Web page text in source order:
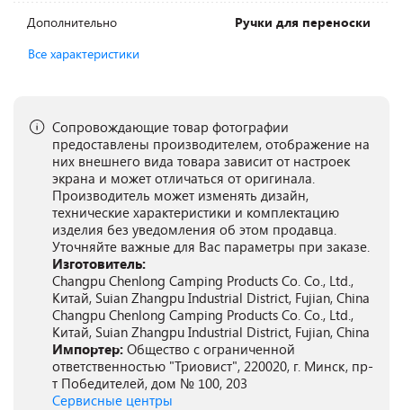
Дополнительно
Ручки для переноски
Все характеристики
Сопровождающие товар фотографии
предоставлены производителем, отображение на
них внешнего вида товара зависит от настроек
экрана и может отличаться от оригинала.
Производитель может изменять дизайн,
технические характеристики и комплектацию
изделия без уведомления об этом продавца.
Уточняйте важные для Вас параметры при заказе.
Изготовитель:
Changpu Chenlong Camping Products Co. Co., Ltd.,
Китай, Suian Zhangpu Industrial District, Fujian, China
Changpu Chenlong Camping Products Co. Co., Ltd.,
Китай, Suian Zhangpu Industrial District, Fujian, China
Импортер: Общество с ограниченной
ответственностью "Триовист", 220020, г. Минск, пр-
т Победителей, дом № 100, 203
Сервисные центры